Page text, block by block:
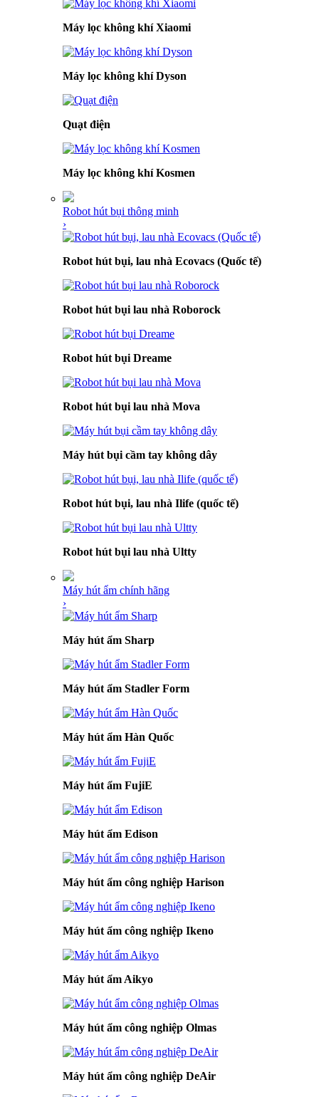
Máy lọc không khí Xiaomi
Máy lọc không khí Dyson
Quạt điện
Máy lọc không khí Kosmen
Robot hút bụi thông minh
›
Robot hút bụi, lau nhà Ecovacs (Quốc tế)
Robot hút bụi lau nhà Roborock
Robot hút bụi Dreame
Robot hút bụi lau nhà Mova
Máy hút bụi cầm tay không dây
Robot hút bụi, lau nhà Ilife (quốc tế)
Robot hút bụi lau nhà Ultty
Máy hút ẩm chính hãng
›
Máy hút ẩm Sharp
Máy hút ẩm Stadler Form
Máy hút ẩm Hàn Quốc
Máy hút ẩm FujiE
Máy hút ẩm Edison
Máy hút ẩm công nghiệp Harison
Máy hút ẩm công nghiệp Ikeno
Máy hút ẩm Aikyo
Máy hút ẩm công nghiệp Olmas
Máy hút ẩm công nghiệp DeAir